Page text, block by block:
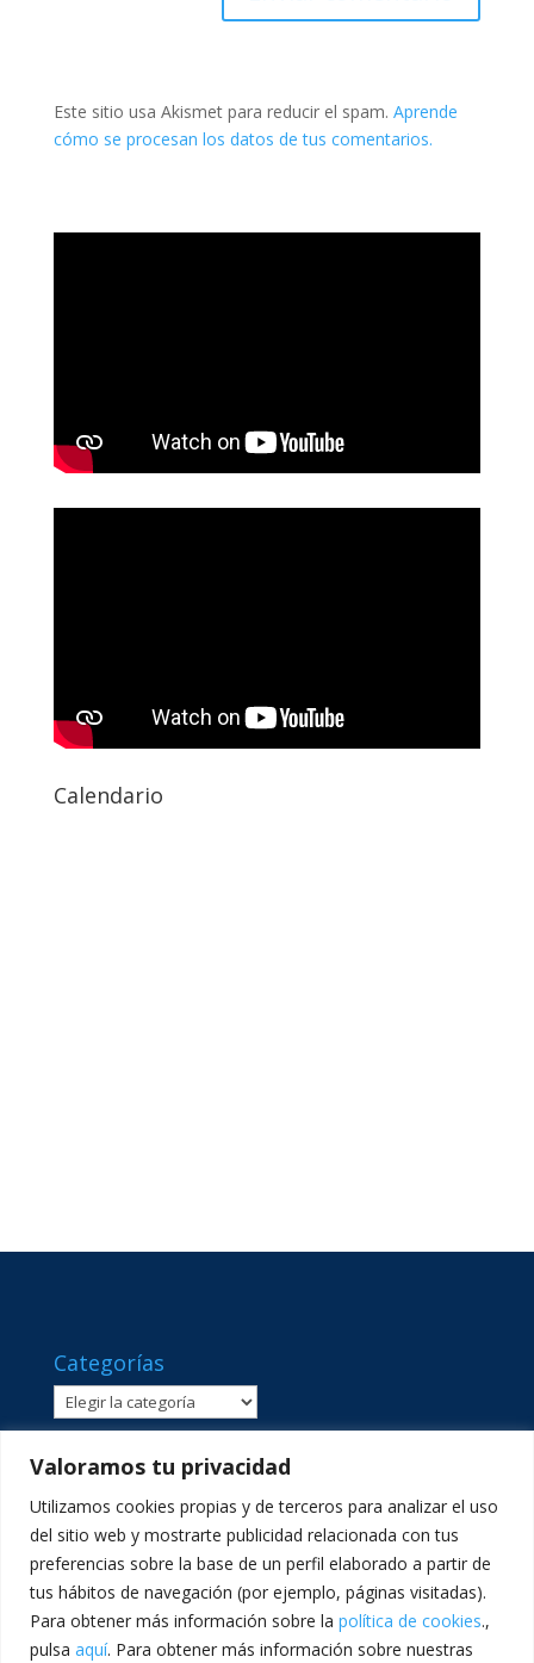
Valoramos tu privacidad
Utilizamos cookies propias y de terceros para analizar el uso
del sitio web y mostrarte publicidad relacionada con tus
preferencias sobre la base de un perfil elaborado a partir de
tus hábitos de navegación (por ejemplo, páginas visitadas).
Para obtener más información sobre la política de cookies.,
pulsa aquí. Para obtener más información sobre nuestras
Este sitio usa Akismet para reducir el spam. Aprende
cómo se procesan los datos de tus comentarios.
Calendario
Categorías
Categorías